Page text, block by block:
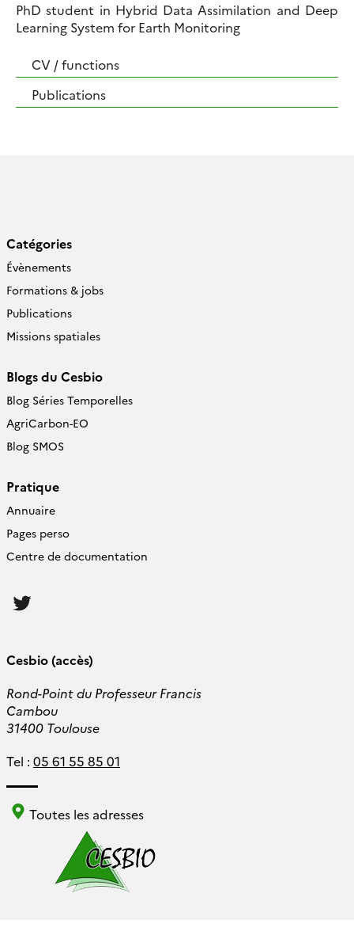
PhD student in Hybrid Data Assimilation and Deep
Learning System for Earth Monitoring
CV / functions
Publications
Catégories
Évènements
Formations & jobs
Publications
Missions spatiales
Blogs du Cesbio
Blog Séries Temporelles
AgriCarbon-EO
Blog SMOS
Pratique
Annuaire
Pages perso
Centre de documentation
Cesbio (accès)
Rond-Point du Professeur Francis
Cambou
31400 Toulouse
Tel : 05 61 55 85 01
Toutes les adresses